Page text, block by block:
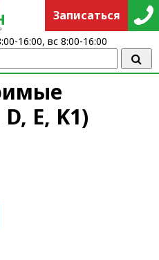
E, K1)
Записаться
16:00, вс 8:00-16:00